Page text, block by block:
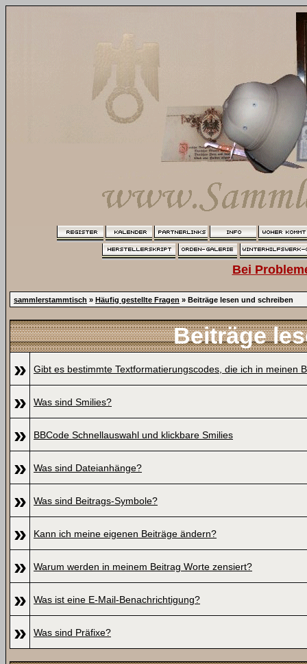
Bei
sammlerstammtisch » Häufig gestellte Fragen » Beiträge lesen und schreiben
Beiträge
»
Gibt es bestimmte Textformatierungscodes, die ich in meinen
» Was sind Smilies?
» BBCode Schnellauswahl und klickbare Smilies
» Was sind Dateianhänge?
» Was sind Beitrags-Symbole?
» Kann ich meine eigenen Beiträge ändern?
» Warum werden in meinem Beitrag Worte zensiert?
» Was ist eine E-Mail-Benachrichtigung?
» Was sind Präfixe?